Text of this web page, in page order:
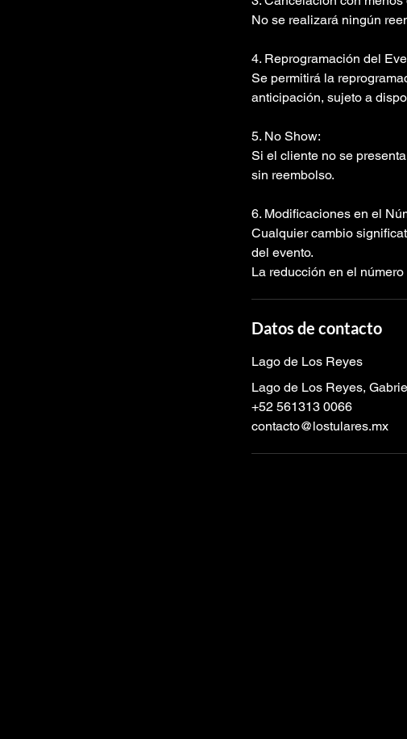
No se realizará ningún
4. Reprogramación del
Se permitirá la
anticipación, sujeto a
5. No Show:
Si el cliente no se
sin reembolso.
6. Modificaciones en el
Cualquier cambio
del evento.
La reducción en el
Datos de contacto
Lago de Los Reyes
Lago de Los Reyes,
+52 561313 0066
contacto@lostulares.mx